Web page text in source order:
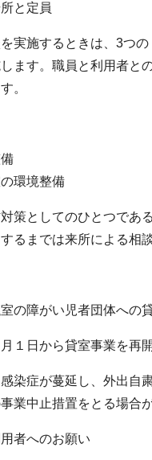
と定員
実施するときは、3つ
ます。職員と利用者と
。
の環境整備
策としてのひとつであ
るまでは来所による相
の障がい児者団体への
月１日から貸室事業を再
染症が蔓延し、外出自
業中止措置をとる場合
用者へのお願い